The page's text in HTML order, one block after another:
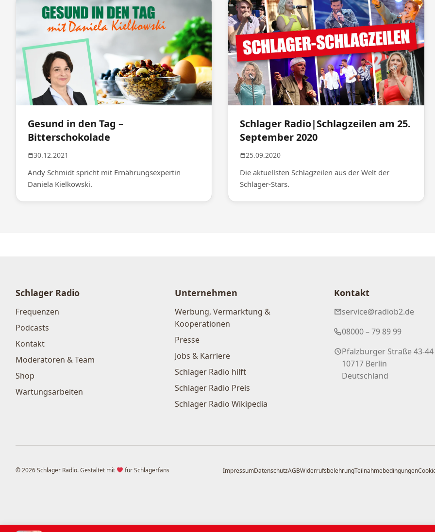
Gesund in den Tag –
Bitterschokolade
30.12.2021
Andy Schmidt spricht mit Ernährungsexpertin
Daniela Kielkowski.
Schlager Radio|Schlagzeilen am 25.
September 2020
25.09.2020
Die aktuellsten Schlagzeilen aus der Welt der
Schlager-Stars.
Schlager Radio
Frequenzen
Podcasts
Kontakt
Moderatoren & Team
Shop
Wartungsarbeiten
Unternehmen
Werbung, Vermarktung &
Kooperationen
Presse
Jobs & Karriere
Schlager Radio hilft
Schlager Radio Preis
Schlager Radio Wikipedia
Kontakt
service@radiob2.de
08000 – 79 89 99
Pfalzburger Straße 43-44
10717 Berlin
Deutschland
© 2026 Schlager Radio. Gestaltet mit für Schlagerfans ImpressumDatenschutzAGBWiderrufsbelehrungTeilnahmebedingungen